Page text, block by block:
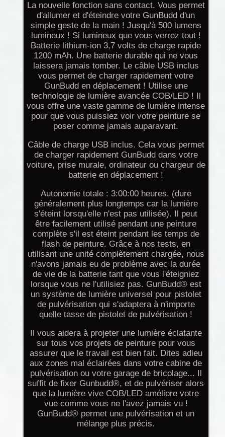
La nouvelle fonction sans contact. Vous permet
d'allumer et d'éteindre votre GunBudd d'un
simple geste de la main ! Jusqu'à 500 lumens
lumineux ! Si lumineux que vous verrez tout !
Batterie lithium-ion 3,7 volts de charge rapide
1200 mAh. Une batterie durable qui ne vous
laissera jamais tomber. Le câble USB inclus
vous permet de charger rapidement votre
GunBudd en déplacement ! Utilise une
technologie de lumière avancée COB/LED ! Il
vous offre une vaste gamme de lumière intense
pour que vous puissiez voir votre peinture se
poser comme jamais auparavant.
Câble de charge USB inclus. Cela vous permet
de charger rapidement GunBudd dans votre
voiture, prise murale, ordinateur ou chargeur de
batterie en déplacement !
Autonomie totale : 3:00:00 heures. (dure
généralement plus longtemps car la lumière
s'éteint lorsqu'elle n'est pas utilisée). Il peut
être facilement utilisé pendant une peinture
complète s'il est éteint pendant les temps de
flash de peinture. Grâce à nos tests, en
utilisant une unité complètement chargée, nous
n'avons jamais eu de problème avec la durée
de vie de la batterie tant que vous l'éteigniez
lorsque vous ne l'utilisiez pas. GunBudd® est
un système de lumière universel pour pistolet
de pulvérisation qui s'adaptera à n'importe
quelle tasse de pistolet de pulvérisation !
Il vous aidera à projeter une lumière éclatante
sur tous vos projets de peinture pour vous
assurer que le travail est bien fait. Dites adieu
aux zones mal éclairées dans votre cabine de
pulvérisation ou votre garage de bricolage... Il
suffit de fixer Gunbudd®, et de pulvériser alors
que la lumière vive COB/LED améliore votre
vue comme vous ne l'avez jamais vu !
GunBudd® permet une pulvérisation et un
mélange plus précis.